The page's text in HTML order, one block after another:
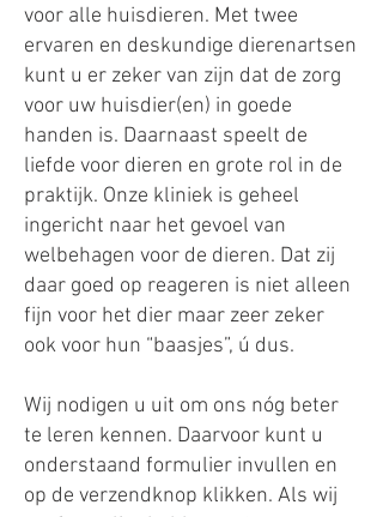
voor alle huisdieren. Met twee
ervaren en deskundige dierenartsen
kunt u er zeker van zijn dat de zorg
voor uw huisdier(en) in goede
handen is. Daarnaast speelt de
liefde voor dieren en grote rol in de
praktijk. Onze kliniek is geheel
ingericht naar het gevoel van
welbehagen voor de dieren. Dat zij
daar goed op reageren is niet alleen
fijn voor het dier maar zeer zeker
ook voor hun “baasjes”, ú dus.
Wij nodigen u uit om ons nóg beter
te leren kennen. Daarvoor kunt u
onderstaand formulier invullen en
op de verzendknop klikken. Als wij